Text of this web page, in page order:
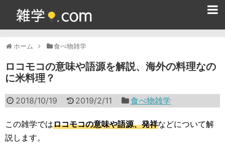
ホーム 食べ物雑学
ロコモコの意味や語源を解説、海外の料理なの
に米料理？
2018/10/19 2019/2/11 食べ物雑学
この雑学ではロコモコの意味や語源、発祥などについて解
説します。
365日雑学カレンダー
面白い雑学
ためになる雑学